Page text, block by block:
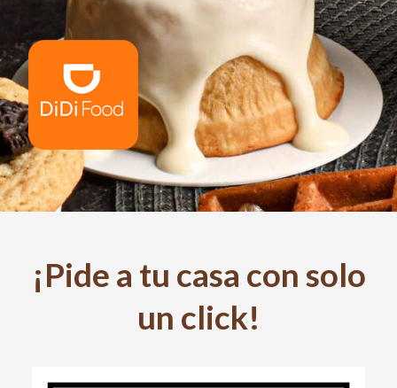
¡Pide a tu casa con solo
un click!